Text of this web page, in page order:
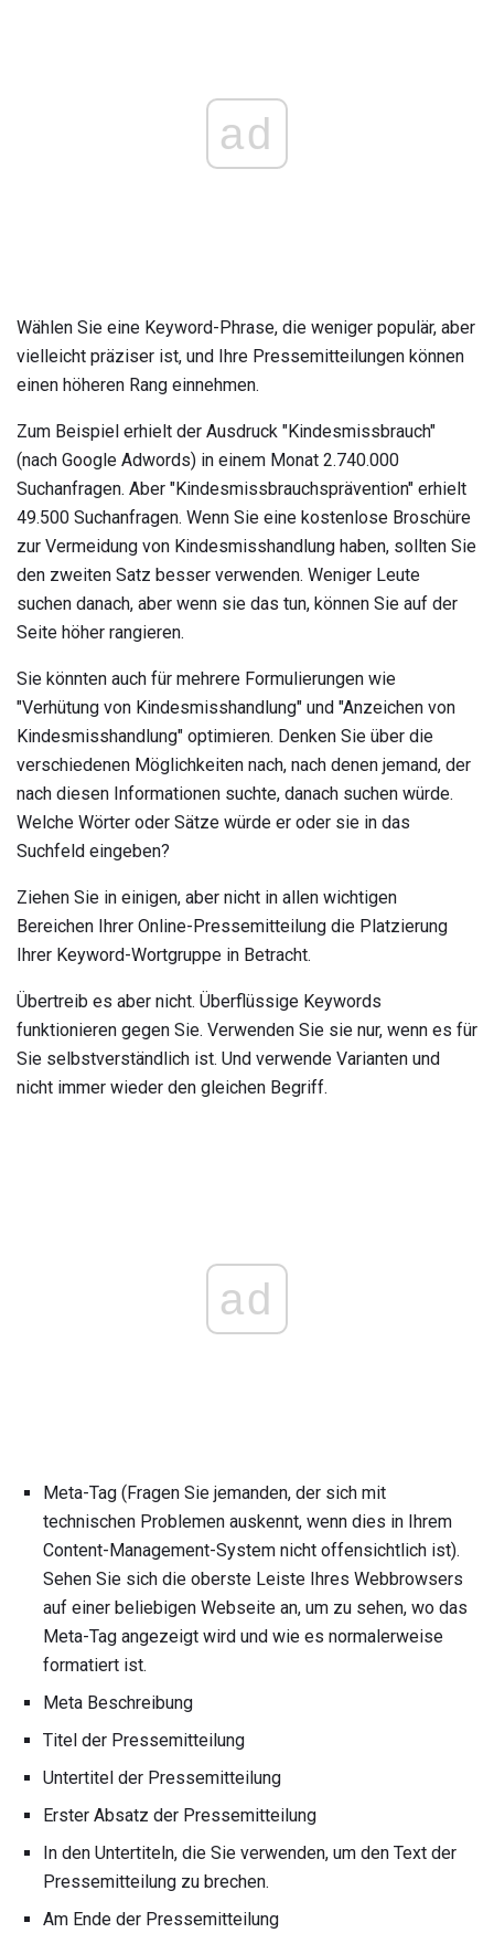
ad
Wählen Sie eine Keyword-Phrase, die weniger populär, aber
vielleicht präziser ist, und Ihre Pressemitteilungen können
einen höheren Rang einnehmen.
Zum Beispiel erhielt der Ausdruck "Kindesmissbrauch"
(nach Google Adwords) in einem Monat 2.740.000
Suchanfragen. Aber "Kindesmissbrauchsprävention" erhielt
49.500 Suchanfragen. Wenn Sie eine kostenlose Broschüre
zur Vermeidung von Kindesmisshandlung haben, sollten Sie
den zweiten Satz besser verwenden. Weniger Leute
suchen danach, aber wenn sie das tun, können Sie auf der
Seite höher rangieren.
Sie könnten auch für mehrere Formulierungen wie
"Verhütung von Kindesmisshandlung" und "Anzeichen von
Kindesmisshandlung" optimieren. Denken Sie über die
verschiedenen Möglichkeiten nach, nach denen jemand, der
nach diesen Informationen suchte, danach suchen würde.
Welche Wörter oder Sätze würde er oder sie in das
Suchfeld eingeben?
Ziehen Sie in einigen, aber nicht in allen wichtigen
Bereichen Ihrer Online-Pressemitteilung die Platzierung
Ihrer Keyword-Wortgruppe in Betracht.
Übertreib es aber nicht. Überflüssige Keywords
funktionieren gegen Sie. Verwenden Sie sie nur, wenn es für
Sie selbstverständlich ist. Und verwende Varianten und
nicht immer wieder den gleichen Begriff.
ad
Meta-Tag (Fragen Sie jemanden, der sich mit
technischen Problemen auskennt, wenn dies in Ihrem
Content-Management-System nicht offensichtlich ist).
Sehen Sie sich die oberste Leiste Ihres Webbrowsers
auf einer beliebigen Webseite an, um zu sehen, wo das
Meta-Tag angezeigt wird und wie es normalerweise
formatiert ist.
Meta Beschreibung
Titel der Pressemitteilung
Untertitel der Pressemitteilung
Erster Absatz der Pressemitteilung
In den Untertiteln, die Sie verwenden, um den Text der
Pressemitteilung zu brechen.
Am Ende der Pressemitteilung